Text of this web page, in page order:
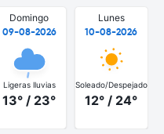
Domingo
09-08-2026
Ligeras lluvias
13° / 23°
Lunes
10-08-2026
Soleado/Despejado
12° / 24°